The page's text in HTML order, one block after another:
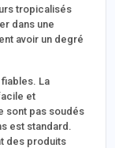
tropicalisés
dans une
avoir un degré
La
et
sont pas soudés
est standard.
des produits